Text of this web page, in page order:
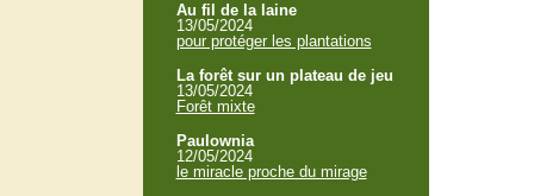
Au fil de la laine
13/05/2024
pour protéger les plantations
La forêt sur un plateau de jeu
13/05/2024
Forêt mixte
Paulownia
12/05/2024
le miracle proche du mirage